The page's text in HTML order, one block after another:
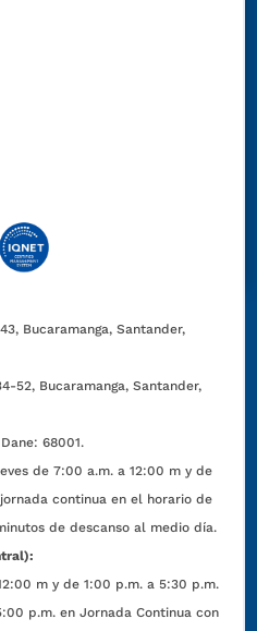
Bucaramanga, Santander,
52, Bucaramanga, Santander,
68001.
de 7:00 a.m. a 12:00 m y de
continua en el horario de
de descanso al medio día.
m y de 1:00 p.m. a 5:30 p.m.
en Jornada Continua con